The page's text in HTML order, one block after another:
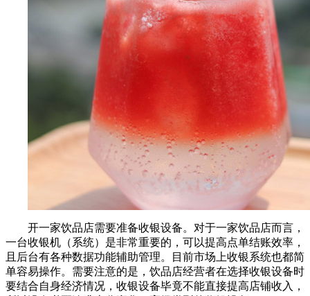
开一家饮品店需要准备收银设备。对于一家饮品店而言，
一台收银机（系统）是非常重要的，可以提高点单结账效率，
且后台有各种数据功能辅助管理。目前市场上收银系统也都简
单容易操作。需要注意的是，饮品店经营者在选择收银设备时
要结合自身经济情况，收银设备毕竟不能直接提高店铺收入，